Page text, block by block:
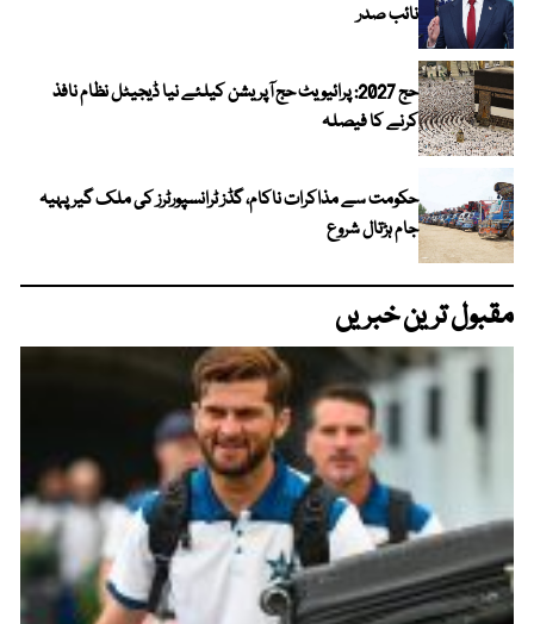
نائب صدر
حج 2027: پرائیویٹ حج آپریشن کیلئے نیا ڈیجیٹل نظام نافذ
کرنے کا فیصلہ
حکومت سے مذاکرات ناکام، گڈز ٹرانسپورٹرز کی ملک گیر پہیہ
جام ہڑتال شروع
مقبول ترین خبریں